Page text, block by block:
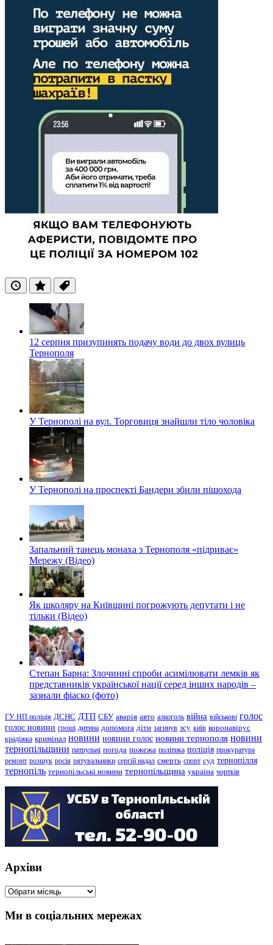
ОстанніПопулярні
Теги
12 серпня призупинять подачу води до двох вулиць
Тернополя
У Тернополі на вул. Торговиця знайшли тіло чоловіка
У Тернополі на проспекті Бандери збили пішохода
Запальний танець монаха з Тернополя «підриває»
Мережу (Відео)
Як школяру на Київщині погрожують депутати і не
тільки (Відео)
Степан Барна: Злочинні спроби асимілювати лемків як
представників української нації серед інших народів –
зазнали фіаско (фото)
ГУ НП поліція ДСНС ДТП СБУ аварія авто алкоголь війна військові голос
голос новини гроші дитина допомога діти загинув зсу київ коронавірус
крадіжка кримінал новини новини голос новини тернополя новини
тернопільщини патрульні погода пожежа політика поліція прокуратура
ремонт розшук росія рятувальники сергій надал смерть спорт суд тернопілля
тернопіль тернопільські новини тернопільщина україна чортків
Архіви
Архіви
Ми в соціальних мережах